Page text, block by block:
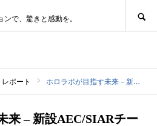
で、驚きと感動を。
ポート ホロラボが目指す未来 – 新設AEC/SIARチーム深掘り座談会
来 – 新設AEC/SIARチー